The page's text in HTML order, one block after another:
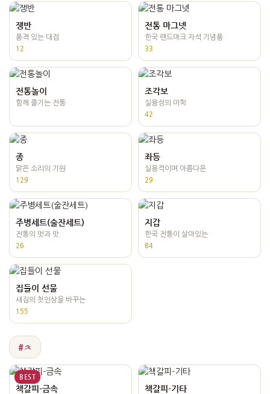
쟁반
품격 있는 대접
12
전통 마그넷
한국 랜드마크 자석 기념품
33
전통놀이
함께 즐기는 전통
조각보
실용성의 미학
42
종
맑은 소리의 기원
129
좌등
실용적이며 아름다운
29
주병세트(술잔세트)
전통의 멋과 맛
26
지갑
한국 전통이 살아있는
84
집들이 선물
새집의 첫인상을 바꾸는
155
#ㅊ
BEST
책갈피-금속 책갈피-기타